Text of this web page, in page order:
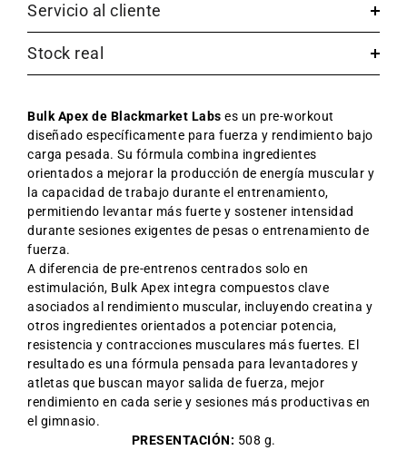
Servicio al cliente
Stock real
Bulk Apex de Blackmarket Labs es un pre-workout
diseñado específicamente para fuerza y rendimiento bajo
carga pesada. Su fórmula combina ingredientes
orientados a mejorar la producción de energía muscular y
la capacidad de trabajo durante el entrenamiento,
permitiendo levantar más fuerte y sostener intensidad
durante sesiones exigentes de pesas o entrenamiento de
fuerza.
A diferencia de pre-entrenos centrados solo en
estimulación, Bulk Apex integra compuestos clave
asociados al rendimiento muscular, incluyendo creatina y
otros ingredientes orientados a potenciar potencia,
resistencia y contracciones musculares más fuertes. El
resultado es una fórmula pensada para levantadores y
atletas que buscan mayor salida de fuerza, mejor
rendimiento en cada serie y sesiones más productivas en
el gimnasio.
PRESENTACIÓN: 508 g.